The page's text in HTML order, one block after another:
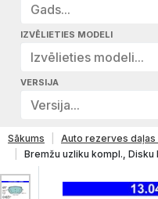
Gads...
IZVĒLIETIES MODELI
Izvēlieties modeli...
VERSIJA
Versija...
Sākums
Auto rezerves daļas
Bremžu uzliku kompl.,